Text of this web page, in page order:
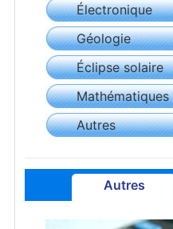
Électronique
Géologie
Éclipse solaire
Mathématiques
Autres
Autres